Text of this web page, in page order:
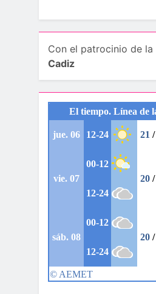
Con el patrocinio de la
Cadiz